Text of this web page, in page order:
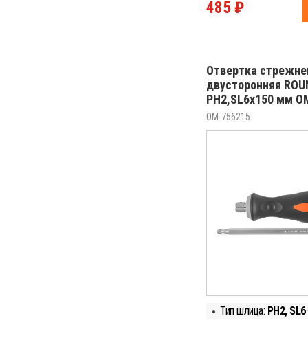
485 ₽
Отвертка
двусторонняя
РН2,SL6x150 мм
OM-756215
Тип шлица: РН2, SL6